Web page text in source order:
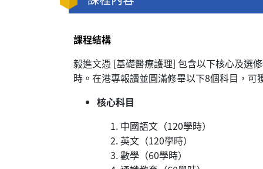
課程結構
毅進文憑 [基礎醫療護理] 包含以下核心及選
時。在港專報讀並圓滿修畢以下8個科目，
核心科目
中國語文（120學時）
英文（120學時）
數學（60學時）